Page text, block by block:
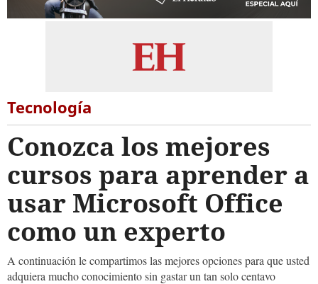
Tecnología
Conozca los mejores
cursos para aprender a
usar Microsoft Office
como un experto
A continuación le compartimos las mejores opciones para que usted
adquiera mucho conocimiento sin gastar un tan solo centavo